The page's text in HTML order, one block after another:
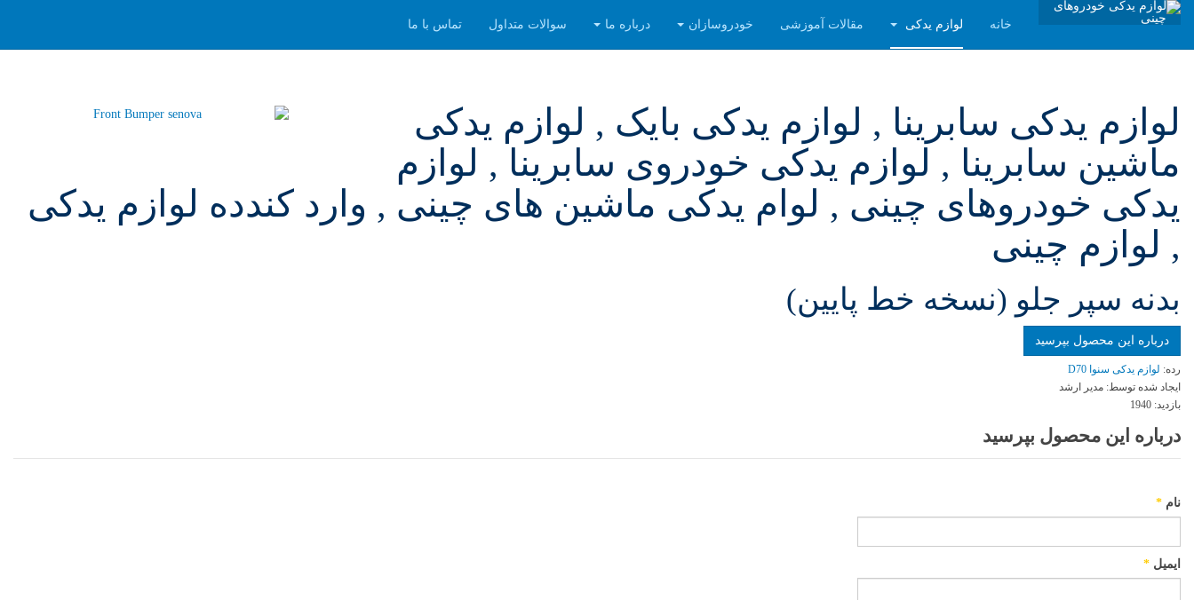
خانه لوازم یدکی مقالات آموزشی خودروسازان درباره ما سوالات متداول تماس با ما
لوازم یدکی سابرینا , لوازم یدکی بایک , لوازم یدکی
ماشین سابرینا , لوازم یدکی خودروی سابرینا , لوازم
یدکی خودروهای چینی , لوام یدکی ماشین های چینی , وارد کندده لوازم یدکی
, لوازم چینی
بدنه سپر جلو (نسخه خط پایین)
درباره این محصول بپرسید
رده: لوازم یدکی سنوا D70
ایجاد شده توسط: مدیر ارشد
بازدید: 1940
درباره این محصول بپرسید
نام *
ایمیل *